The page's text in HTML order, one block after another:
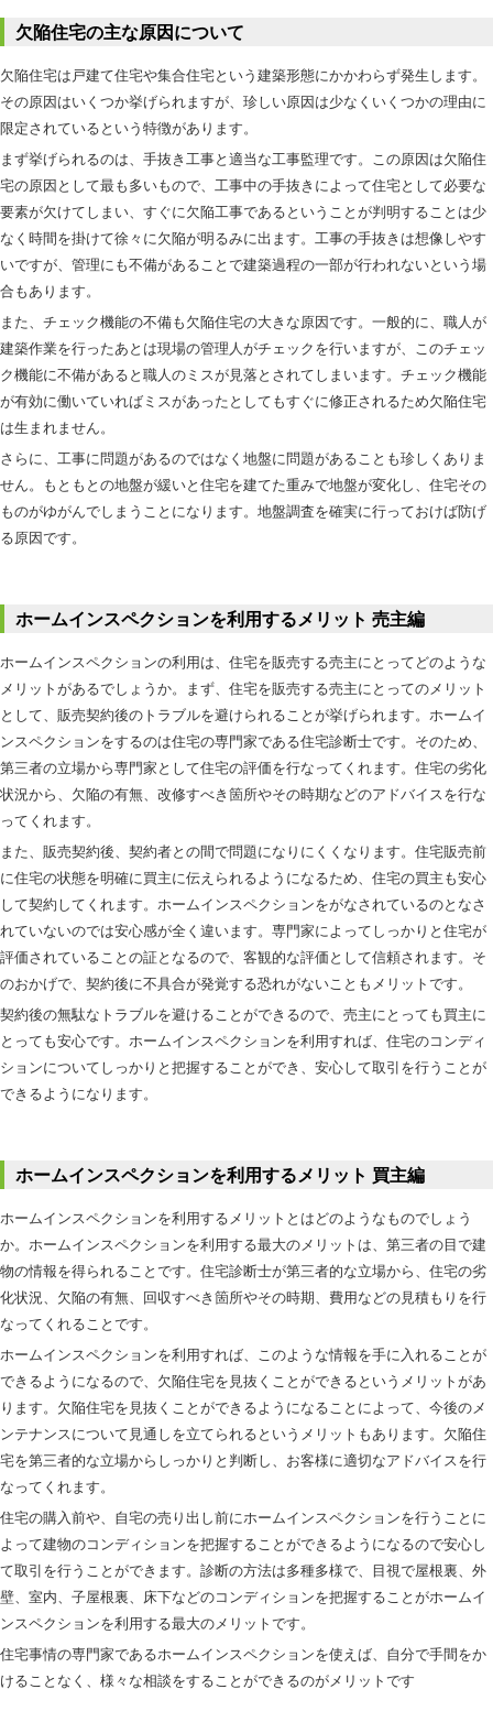
欠陥住宅の主な原因について
欠陥住宅は戸建て住宅や集合住宅という建築形態にかかわらず発生します。
その原因はいくつか挙げられますが、珍しい原因は少なくいくつかの理由に
限定されているという特徴があります。
まず挙げられるのは、手抜き工事と適当な工事監理です。この原因は欠陥住
宅の原因として最も多いもので、工事中の手抜きによって住宅として必要な
要素が欠けてしまい、すぐに欠陥工事であるということが判明することは少
なく時間を掛けて徐々に欠陥が明るみに出ます。工事の手抜きは想像しやす
いですが、管理にも不備があることで建築過程の一部が行われないという場
合もあります。
また、チェック機能の不備も欠陥住宅の大きな原因です。一般的に、職人が
建築作業を行ったあとは現場の管理人がチェックを行いますが、このチェッ
ク機能に不備があると職人のミスが見落とされてしまいます。チェック機能
が有効に働いていればミスがあったとしてもすぐに修正されるため欠陥住宅
は生まれません。
さらに、工事に問題があるのではなく地盤に問題があることも珍しくありま
せん。もともとの地盤が緩いと住宅を建てた重みで地盤が変化し、住宅その
ものがゆがんでしまうことになります。地盤調査を確実に行っておけば防げ
る原因です。
ホームインスペクションを利用するメリット 売主編
ホームインスペクションの利用は、住宅を販売する売主にとってどのような
メリットがあるでしょうか。まず、住宅を販売する売主にとってのメリット
として、販売契約後のトラブルを避けられることが挙げられます。ホームイ
ンスペクションをするのは住宅の専門家である住宅診断士です。そのため、
第三者の立場から専門家として住宅の評価を行なってくれます。住宅の劣化
状況から、欠陥の有無、改修すべき箇所やその時期などのアドバイスを行な
ってくれます。
また、販売契約後、契約者との間で問題になりにくくなります。住宅販売前
に住宅の状態を明確に買主に伝えられるようになるため、住宅の買主も安心
して契約してくれます。ホームインスペクションをがなされているのとなさ
れていないのでは安心感が全く違います。専門家によってしっかりと住宅が
評価されていることの証となるので、客観的な評価として信頼されます。そ
のおかげで、契約後に不具合が発覚する恐れがないこともメリットです。
契約後の無駄なトラブルを避けることができるので、売主にとっても買主に
とっても安心です。ホームインスペクションを利用すれば、住宅のコンディ
ションについてしっかりと把握することができ、安心して取引を行うことが
できるようになります。
ホームインスペクションを利用するメリット 買主編
ホームインスペクションを利用するメリットとはどのようなものでしょう
か。ホームインスペクションを利用する最大のメリットは、第三者の目で建
物の情報を得られることです。住宅診断士が第三者的な立場から、住宅の劣
化状況、欠陥の有無、回収すべき箇所やその時期、費用などの見積もりを行
なってくれることです。
ホームインスペクションを利用すれば、このような情報を手に入れることが
できるようになるので、欠陥住宅を見抜くことができるというメリットがあ
ります。欠陥住宅を見抜くことができるようになることによって、今後のメ
ンテナンスについて見通しを立てられるというメリットもあります。欠陥住
宅を第三者的な立場からしっかりと判断し、お客様に適切なアドバイスを行
なってくれます。
住宅の購入前や、自宅の売り出し前にホームインスペクションを行うことに
よって建物のコンディションを把握することができるようになるので安心し
て取引を行うことができます。診断の方法は多種多様で、目視で屋根裏、外
壁、室内、子屋根裏、床下などのコンディションを把握することがホームイ
ンスペクションを利用する最大のメリットです。
住宅事情の専門家であるホームインスペクションを使えば、自分で手間をか
けることなく、様々な相談をすることができるのがメリットです